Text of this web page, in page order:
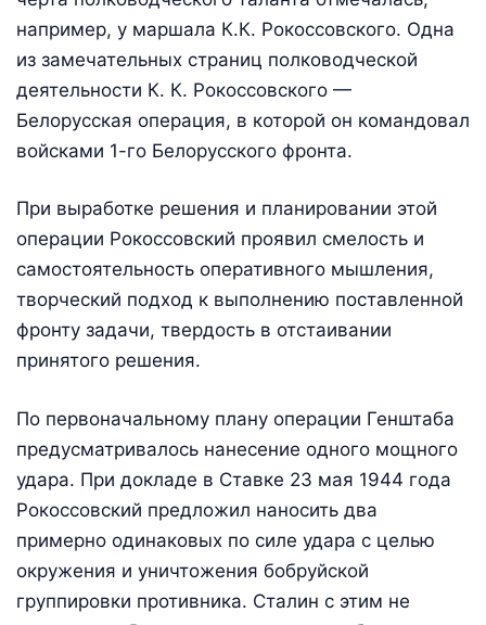
например, у маршала К.К. Рокоссовского. Одна
из замечательных страниц полководческой
деятельности К. К. Рокоссовского —
Белорусская операция, в которой он командовал
войсками 1-го Белорусского фронта.
При выработке решения и планировании этой
операции Рокоссовский проявил смелость и
самостоятельность оперативного мышления,
творческий подход к выполнению поставленной
фронту задачи, твердость в отстаивании
принятого решения.
По первоначальному плану операции Генштаба
предусматривалось нанесение одного мощного
удара. При докладе в Ставке 23 мая 1944 года
Рокоссовский предложил наносить два
примерно одинаковых по силе удара с целью
окружения и уничтожения бобруйской
группировки противника. Сталин с этим не